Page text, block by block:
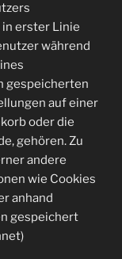
erster Linie
während
gespeicherten
auf einer
oder die
gehören. Zu
andere
wie Cookies
anhand
gespeichert